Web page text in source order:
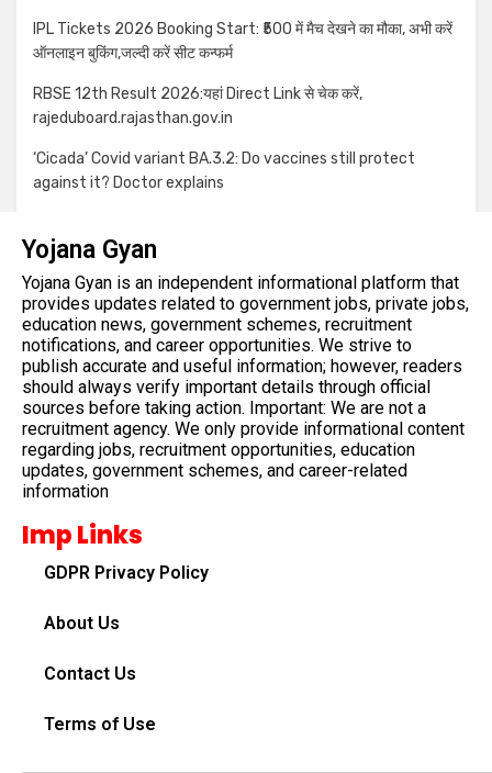
IPL Tickets 2026 Booking Start: ₹500 में मैच देखने का मौका, अभी करें
ऑनलाइन बुकिंग,जल्दी करें सीट कन्फर्म
RBSE 12th Result 2026:यहां Direct Link से चेक करें,
rajeduboard.rajasthan.gov.in
‘Cicada’ Covid variant BA.3.2: Do vaccines still protect
against it? Doctor explains
Yojana Gyan
Yojana Gyan is an independent informational platform that
provides updates related to government jobs, private jobs,
education news, government schemes, recruitment
notifications, and career opportunities. We strive to
publish accurate and useful information; however, readers
should always verify important details through official
sources before taking action. Important: We are not a
recruitment agency. We only provide informational content
regarding jobs, recruitment opportunities, education
updates, government schemes, and career-related
information
Imp Links
GDPR Privacy Policy
About Us
Contact Us
Terms of Use